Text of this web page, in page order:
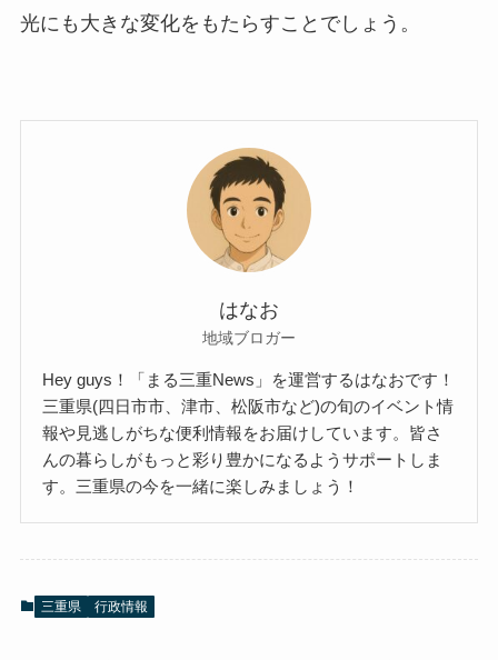
光にも大きな変化をもたらすことでしょう。
はなお
地域ブロガー
Hey guys！「まる三重News」を運営するはなおです！
三重県(四日市市、津市、松阪市など)の旬のイベント情
報や見逃しがちな便利情報をお届けしています。皆さ
んの暮らしがもっと彩り豊かになるようサポートしま
す。三重県の今を一緒に楽しみましょう！
三重県 行政情報